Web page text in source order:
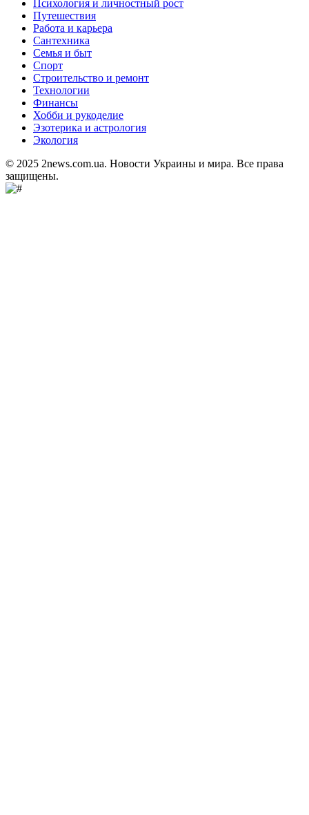
Психология и личностный рост
Путешествия
Работа и карьера
Сантехника
Семья и быт
Спорт
Строительство и ремонт
Технологии
Финансы
Хобби и рукоделие
Эзотерика и астрология
Экология
© 2025 2news.com.ua. Новости Украины и мира. Все права
защищены.